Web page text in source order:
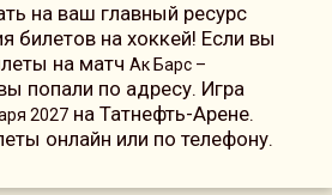
на ваш главный ресурс
билетов на хоккей! Если вы
на матч Ак Барс –
попали по адресу. Игра
2027 на Татнефть-Арене.
онлайн или по телефону.